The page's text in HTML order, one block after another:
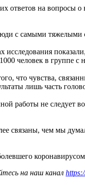
ответов на
с самыми
человек в группе с
что чувства,
лишь часть
работы не следует
связаны, чем мы
на наш канал